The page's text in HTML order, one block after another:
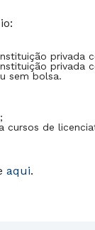
privada
privada
sem bolsa.
de
aqui.